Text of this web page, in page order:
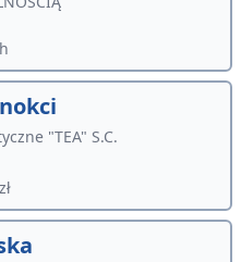
"TEA" S.C.